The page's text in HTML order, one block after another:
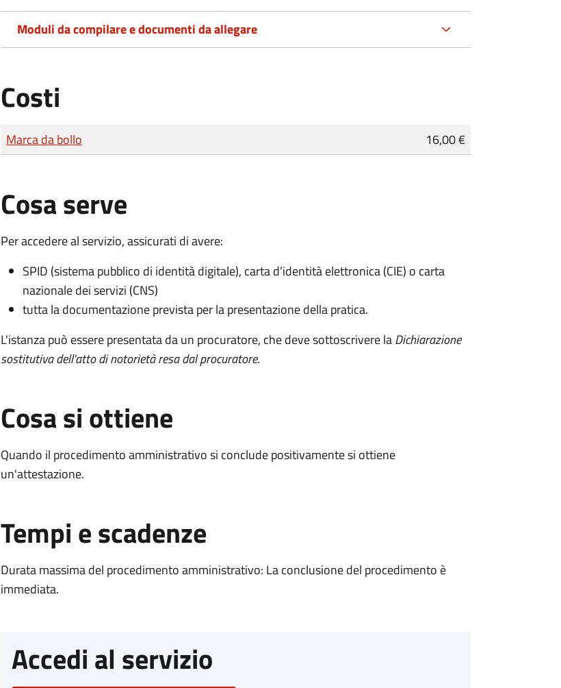
Moduli da compilare e documenti da allegare
Costi
Tipo di pagamento
Importo
Marca da bollo 16,00 €
Cosa serve
Per accedere al servizio, assicurati di avere:
SPID (sistema pubblico di identità digitale), carta d’identità elettronica (CIE) o carta
nazionale dei servizi (CNS)
tutta la documentazione prevista per la presentazione della pratica.
L'istanza può essere presentata da un procuratore, che deve sottoscrivere laDichiarazione
sostitutiva dell'atto di notorietà resa dal procuratore.
Cosa si ottiene
Quando il procedimento amministrativo si conclude positivamente si ottiene
un'attestazione.
Tempi e scadenze
Durata massima del procedimento amministrativo: La conclusione del procedimento è
immediata.
Accedi al servizio